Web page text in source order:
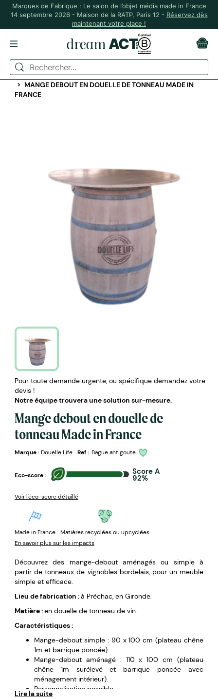
Marques de Fabrique : Le salon de l’objet média made in France
14 septembre 2026 - Maison de la RATP, Paris 12 - Réservez dès
maintenant votre place !
ACCUEIL
MAISON & PLANTES
ART DE LA TABLE ET CUISINE
MANGE DEBOUT EN DOUELLE DE TONNEAU MADE IN
FRANCE
Pour toute demande urgente, ou spécifique demandez votre
devis !
Notre équipe trouvera une solution sur-mesure.
Mange debout en douelle de
tonneau Made in France
Marque :Douelle Life Ref : Bague antigoute
Eco-score : Score A
92%
Voir l'éco-score détaillé
Made in France
Matières recyclées ou upcyclées
En savoir plus sur les impacts
Découvrez des mange-debout aménagés ou simple à
partir de tonneaux de vignobles bordelais, pour un meuble
simple et efficace.
Lieu de fabrication :à Préchac, en Gironde.
Matière :en douelle de tonneau de vin.
Caractéristiques :
Mange-debout simple : 90 x 100 cm (plateau chêne
1m et barrique poncée).
Mange-debout aménagé : 110 x 100 cm (plateau
chêne 1m surélevé et barrique poncée avec
ménagement intérieur).
Personnalisation possible.
Lire la suite